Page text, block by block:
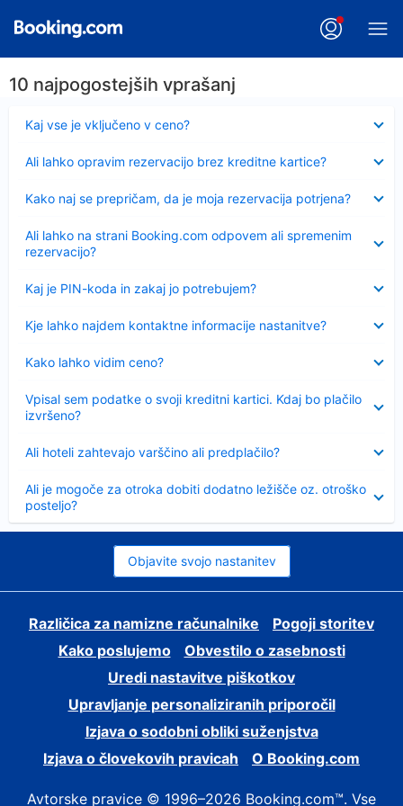
10 najpogostejših vprašanj
Kaj vse je vključeno v ceno?
Ali lahko opravim rezervacijo brez kreditne kartice?
Kako naj se prepričam, da je moja rezervacija potrjena?
Ali lahko na strani Booking.com odpovem ali spremenim
rezervacijo?
Kaj je PIN-koda in zakaj jo potrebujem?
Kje lahko najdem kontaktne informacije nastanitve?
Kako lahko vidim ceno?
Vpisal sem podatke o svoji kreditni kartici. Kdaj bo plačilo
izvršeno?
Ali hoteli zahtevajo varščino ali predplačilo?
Ali je mogoče za otroka dobiti dodatno ležišče oz. otroško
posteljo?
Objavite svojo nastanitev
Različica za namizne računalnike
Pogoji storitev
Kako poslujemo
Obvestilo o zasebnosti
Uredi nastavitve piškotkov
Upravljanje personaliziranih priporočil
Izjava o sodobni obliki suženjstva
Izjava o človekovih pravicah
O Booking.com
Avtorske pravice © 1996–2026 Booking.com™. Vse